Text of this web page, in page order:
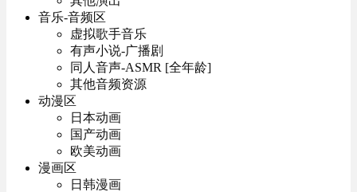
音乐-音频区
虚拟歌手音乐
有声小说-广播剧
同人音声-ASMR [全年龄]
其他音频资源
动漫区
日本动画
国产动画
欧美动画
漫画区
日韩漫画